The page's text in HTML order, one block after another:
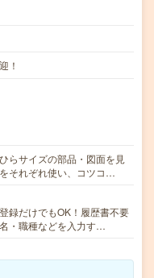
！
らサイズの部品・図面を見
それぞれ使い、コツコ…
録だけでもOK！履歴書不要
・職種などを入力す…